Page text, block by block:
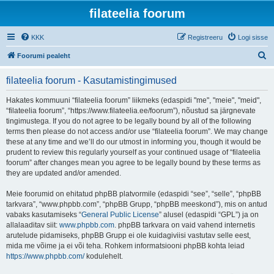
filateelia foorum
KKK Logi sisse
Registreeru
Foorumi pealeht
filateelia foorum - Kasutamistingimused
Hakates kommuuni “filateelia foorum” liikmeks (edaspidi "me", "meie", "meid",
“filateelia foorum”, “https://www.filateelia.ee/foorum”), nõustud sa järgnevate
tingimustega. If you do not agree to be legally bound by all of the following
terms then please do not access and/or use “filateelia foorum”. We may change
these at any time and we’ll do our utmost in informing you, though it would be
prudent to review this regularly yourself as your continued usage of “filateelia
foorum” after changes mean you agree to be legally bound by these terms as
they are updated and/or amended.
Meie foorumid on ehitatud phpBB platvormile (edaspidi “see”, “selle”, “phpBB
tarkvara”, “www.phpbb.com”, “phpBB Grupp, “phpBB meeskond”), mis on antud
vabaks kasutamiseks “General Public License” alusel (edaspidi “GPL”) ja on
allalaaditav siit: www.phpbb.com. phpBB tarkvara on vaid vahend internetis
arutelude pidamiseks, phpBB Grupp ei ole kuidagiviisi vastutav selle eest,
mida me võime ja ei või teha. Rohkem informatsiooni phpBB kohta leiad
https://www.phpbb.com/kodulehelt.